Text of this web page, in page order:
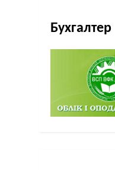
Бухгалтер